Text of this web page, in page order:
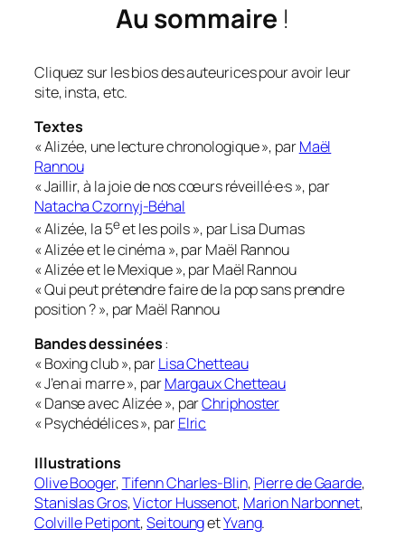
Au sommaire !
Cliquez sur les bios des auteurices pour avoir leur
site, insta, etc.
Textes
« Alizée, une lecture chronologique », parMaël
Rannou
« Jaillir, à la joie de nos cœurs réveillé·e·s », par
Natacha Czornyj-Béhal
« Alizée, la 5eet les poils », par Lisa Dumas
« Alizée et le cinéma », par Maël Rannou
« Alizée et le Mexique », par Maël Rannou
« Qui peut prétendre faire de la pop sans prendre
position ? », par Maël Rannou
Bandes dessinées:
« Boxing club », parLisa Chetteau
« J’en ai marre », parMargaux Chetteau
« Danse avec Alizée », parChriphoster
« Psychédélices », parElric
Illustrations
Olive Booger,Tifenn Charles-Blin, Pierre de Gaarde,
Stanislas Gros,Victor Hussenot, Marion Narbonnet,
Colville Petipont,SeitoungetYvang.